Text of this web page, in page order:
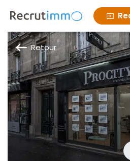
Retour